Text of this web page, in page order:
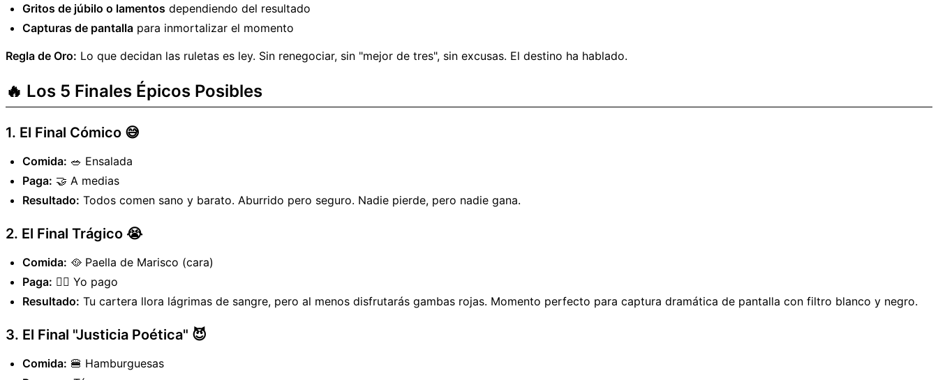
Gritos de júbilo o lamentos dependiendo del resultado
Capturas de pantalla para inmortalizar el momento
Regla de Oro: Lo que decidan las ruletas es ley. Sin renegociar, sin "mejor de tres", sin excusas. El destino ha hablado.
🔥 Los 5 Finales Épicos Posibles
1. El Final Cómico 😅
Comida: 🥗 Ensalada
Paga: 🤝 A medias
Resultado: Todos comen sano y barato. Aburrido pero seguro. Nadie pierde, pero nadie gana.
2. El Final Trágico 😭
Comida: 🥘 Paella de Marisco (cara)
Paga: 🙋‍♂️ Yo pago
Resultado: Tu cartera llora lágrimas de sangre, pero al menos disfrutarás gambas rojas. Momento perfecto para captura dramática de pantalla con filtro blanco y negro.
3. El Final "Justicia Poética" 😈
Comida: 🍔 Hamburguesas